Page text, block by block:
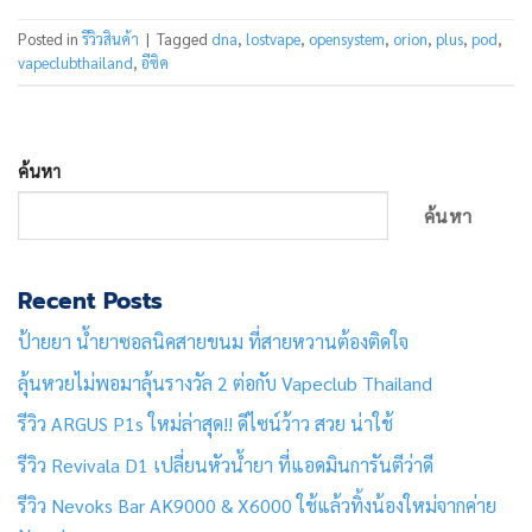
Posted in รีวิวสินค้า | Tagged dna, lostvape, opensystem, orion, plus, pod,
vapeclubthailand, อีซิค
ค้นหา
ค้นหา
Recent Posts
ป้ายยา น้ำยาซอลนิคสายขนม ที่สายหวานต้องติดใจ
ลุ้นหวยไม่พอมาลุ้นรางวัล 2 ต่อกับ Vapeclub Thailand
รีวิว ARGUS P1s ใหม่ล่าสุด!! ดีไซน์ว้าว สวย น่าใช้
รีวิว Revivala D1 เปลี่ยนหัวน้ำยา ที่แอดมินการันตีว่าดี
รีวิว Nevoks Bar AK9000 & X6000 ใช้แล้วทิ้งน้องใหม่จากค่าย